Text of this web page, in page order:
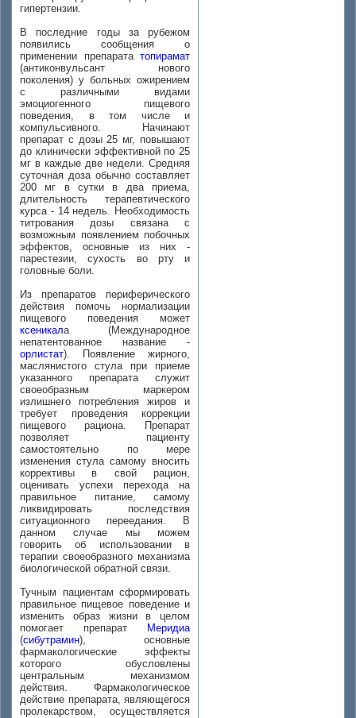
гипертензии.
В последние годы за рубежом
появились сообщения о
применении препарата топирамат
(антиконвульсант нового
поколения) у больных ожирением
с различными видами
эмоциогенного пищевого
поведения, в том числе и
компульсивного. Начинают
препарат с дозы 25 мг, повышают
до клинически эффективной по 25
мг в каждые две недели. Средняя
суточная доза обычно составляет
200 мг в сутки в два приема,
длительность терапевтического
курса - 14 недель. Необходимость
титрования дозы связана с
возможным появлением побочных
эффектов, основные из них -
парестезии, сухость во рту и
головные боли.
Из препаратов периферического
действия помочь нормализации
пищевого поведения может
ксеникала (Международное
непатентованное название -
орлистат). Появление жирного,
маслянистого стула при приеме
указанного препарата служит
своеобразным маркером
излишнего потребления жиров и
требует проведения коррекции
пищевого рациона. Препарат
позволяет пациенту
самостоятельно по мере
изменения стула самому вносить
коррективы в свой рацион,
оценивать успехи перехода на
правильное питание, самому
ликвидировать последствия
ситуационного переедания. В
данном случае мы можем
говорить об использовании в
терапии своеобразного механизма
биологической обратной связи.
Тучным пациентам сформировать
правильное пищевое поведение и
изменить образ жизни в целом
помогает препарат
Меридиа
(сибутрамин), основные
фармакологические эффекты
которого обусловлены
центральным механизмом
действия. Фармакологическое
действие препарата, являющегося
пролекарством, осуществляется